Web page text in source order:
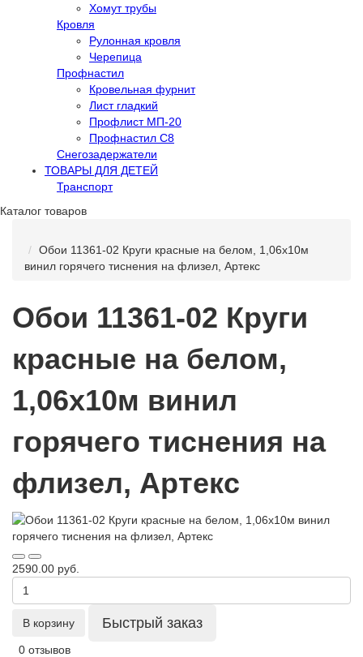
Хомут трубы
Кровля
Рулонная кровля
Черепица
Профнастил
Кровельная фурнит
Лист гладкий
Профлист МП-20
Профнастил С8
Снегозадержатели
ТОВАРЫ ДЛЯ ДЕТЕЙ
Транспорт
Каталог товаров
Обои 11361-02 Круги красные на белом, 1,06х10м
винил горячего тиснения на флизел, Артекс
Обои 11361-02 Круги
красные на белом,
1,06х10м винил
горячего тиснения на
флизел, Артекс
2590.00 руб.
В корзину Быстрый заказ
0 отзывов